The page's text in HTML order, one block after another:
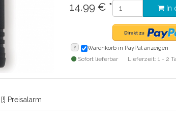
14.99 € * In
? Warenkorb in PayPal anzeigen
Sofort lieferbar Lieferzeit: 1 - 2
[!] Preisalarm